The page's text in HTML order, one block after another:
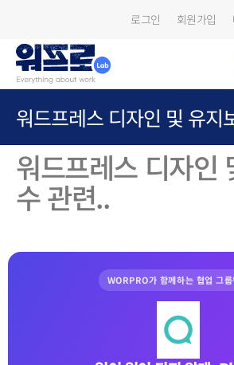
로그인 회원가입
워드프레스 디자인 및 유지
워드프레스 디자인
수 관련..
WORPRO가 함께하는 협업 그룹